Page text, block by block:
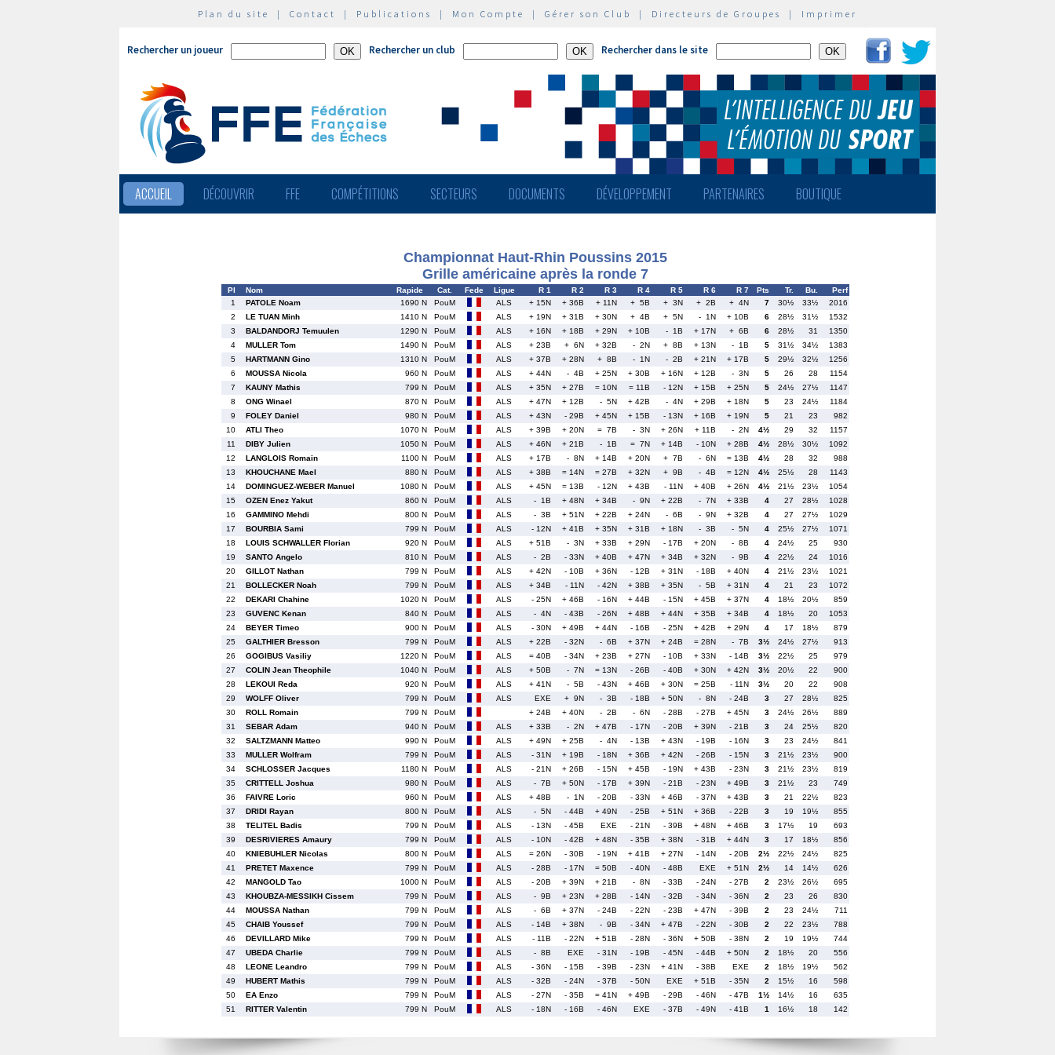
Plan du site | Contact | Publications | Mon Compte | Gérer son Club | Directeurs de Groupes | Imprimer
Rechercher un joueur Rechercher un club Rechercher dans le site
ACCUEIL DÉCOUVRIR FFE COMPÉTITIONS SECTEURS DOCUMENTS DÉVELOPPEMENT PARTENAIRES BOUTIQUE
Championnat Haut-Rhin Poussins 2015
Grille américaine après la ronde 7
Pl Nom Rapide Cat. Fede Ligue R 1 R 2 R 3 R 4 R 5 R 6 R 7 Pts Tr. Bu.
Perf
1
PATOLE Noam 1690 N PouM ALS + 15N + 36B + 11N + 5B + 3N + 2B + 4N 7 30½ 33½
2016
2
LE TUAN Minh 1410 N PouM ALS + 19N + 31B + 30N + 4B + 5N - 1N + 10B 6 28½ 31½
1532
3
BALDANDORJ Temuulen 1290 N PouM ALS + 16N + 18B + 29N + 10B - 1B + 17N + 6B 6 28½ 31
1350
4
MULLER Tom 1490 N PouM ALS + 23B + 6N + 32B - 2N + 8B + 13N - 1B 5 31½ 34½
1383
5
HARTMANN Gino 1310 N PouM ALS + 37B + 28N + 8B - 1N - 2B + 21N + 17B 5 29½ 32½
1256
6
MOUSSA Nicola 960 N PouM ALS + 44N - 4B + 25N + 30B + 16N + 12B - 3N 5 26 28
1154
7
KAUNY Mathis 799 N PouM ALS + 35N + 27B = 10N = 11B - 12N + 15B + 25N 5 24½ 27½
1147
8
ONG Winael 870 N PouM ALS + 47N + 12B - 5N + 42B - 4N + 29B + 18N 5 23 24½
1184
9
FOLEY Daniel 980 N PouM ALS + 43N - 29B + 45N + 15B - 13N + 16B + 19N 5 21 23
982
10
ATLI Theo 1070 N PouM ALS + 39B + 20N = 7B - 3N + 26N + 11B - 2N 4½ 29 32
1157
11
DIBY Julien 1050 N PouM ALS + 46N + 21B - 1B = 7N + 14B - 10N + 28B 4½ 28½ 30½
1092
12
LANGLOIS Romain 1100 N PouM ALS + 17B - 8N + 14B + 20N + 7B - 6N = 13B 4½ 28 32
988
13
KHOUCHANE Mael 880 N PouM ALS + 38B = 14N = 27B + 32N + 9B - 4B = 12N 4½ 25½ 28
1143
14
DOMINGUEZ-WEBER Manuel 1080 N PouM ALS + 45N = 13B - 12N + 43B - 11N + 40B + 26N 4½ 21½ 23½
1054
15
OZEN Enez Yakut 860 N PouM ALS - 1B + 48N + 34B - 9N + 22B - 7N + 33B 4 27 28½
1028
16
GAMMINO Mehdi 800 N PouM ALS - 3B + 51N + 22B + 24N - 6B - 9N + 32B 4 27 27½
1029
17
BOURBIA Sami 799 N PouM ALS - 12N + 41B + 35N + 31B + 18N - 3B - 5N 4 25½ 27½
1071
18
LOUIS SCHWALLER Florian 920 N PouM ALS + 51B - 3N + 33B + 29N - 17B + 20N - 8B 4 24½ 25
930
19
SANTO Angelo 810 N PouM ALS - 2B - 33N + 40B + 47N + 34B + 32N - 9B 4 22½ 24
1016
20
GILLOT Nathan 799 N PouM ALS + 42N - 10B + 36N - 12B + 31N - 18B + 40N 4 21½ 23½
1021
21
BOLLECKER Noah 799 N PouM ALS + 34B - 11N - 42N + 38B + 35N - 5B + 31N 4 21 23
1072
22
DEKARI Chahine 1020 N PouM ALS - 25N + 46B - 16N + 44B - 15N + 45B + 37N 4 18½ 20½
859
23
GUVENC Kenan 840 N PouM ALS - 4N - 43B - 26N + 48B + 44N + 35B + 34B 4 18½ 20
1053
24
BEYER Timeo 900 N PouM ALS - 30N + 49B + 44N - 16B - 25N + 42B + 29N 4 17 18½
879
25
GALTHIER Bresson 799 N PouM ALS + 22B - 32N - 6B + 37N + 24B = 28N - 7B 3½ 24½ 27½
913
26
GOGIBUS Vasiliy 1220 N PouM ALS = 40B - 34N + 23B + 27N - 10B + 33N - 14B 3½ 22½ 25
979
27
COLIN Jean Theophile 1040 N PouM ALS + 50B - 7N = 13N - 26B - 40B + 30N + 42N 3½ 20½ 22
900
28
LEKOUI Reda 920 N PouM ALS + 41N - 5B - 43N + 46B + 30N = 25B - 11N 3½ 20 22
908
29
WOLFF Oliver 799 N PouM ALS EXE + 9N - 3B - 18B + 50N - 8N - 24B 3 27 28½
825
30
ROLL Romain 799 N PouM + 24B + 40N - 2B - 6N - 28B - 27B + 45N 3 24½ 26½
889
31
SEBAR Adam 940 N PouM ALS + 33B - 2N + 47B - 17N - 20B + 39N - 21B 3 24 25½
820
32
SALTZMANN Matteo 990 N PouM ALS + 49N + 25B - 4N - 13B + 43N - 19B - 16N 3 23 24½
841
33
MULLER Wolfram 799 N PouM ALS - 31N + 19B - 18N + 36B + 42N - 26B - 15N 3 21½ 23½
900
34
SCHLOSSER Jacques 1180 N PouM ALS - 21N + 26B - 15N + 45B - 19N + 43B - 23N 3 21½ 23½
819
35
CRITTELL Joshua 980 N PouM ALS - 7B + 50N - 17B + 39N - 21B - 23N + 49B 3 21½ 23
749
36
FAIVRE Loric 960 N PouM ALS + 48B - 1N - 20B - 33N + 46B - 37N + 43B 3 21 22½
823
37
DRIDI Rayan 800 N PouM ALS - 5N - 44B + 49N - 25B + 51N + 36B - 22B 3 19 19½
855
38
TELITEL Badis 799 N PouM ALS - 13N - 45B EXE - 21N - 39B + 48N + 46B 3 17½ 19
693
39
DESRIVIERES Amaury 799 N PouM ALS - 10N - 42B + 48N - 35B + 38N - 31B + 44N 3 17 18½
856
40
KNIEBUHLER Nicolas 800 N PouM ALS = 26N - 30B - 19N + 41B + 27N - 14N - 20B 2½ 22½ 24½
825
41
PRETET Maxence 799 N PouM ALS - 28B - 17N = 50B - 40N - 48B EXE + 51N 2½ 14 14½
626
42
MANGOLD Tao 1000 N PouM ALS - 20B + 39N + 21B - 8N - 33B - 24N - 27B 2 23½ 26½
695
43
KHOUBZA-MESSIKH Cissem 799 N PouM ALS - 9B + 23N + 28B - 14N - 32B - 34N - 36N 2 23 26
830
44
MOUSSA Nathan 799 N PouM ALS - 6B + 37N - 24B - 22N - 23B + 47N - 39B 2 23 24½
711
45
CHAIB Youssef 799 N PouM ALS - 14B + 38N - 9B - 34N + 47B - 22N - 30B 2 22 23½
788
46
DEVILLARD Mike 799 N PouM ALS - 11B - 22N + 51B - 28N - 36N + 50B - 38N 2 19 19½
744
47
UBEDA Charlie 799 N PouM ALS - 8B EXE - 31N - 19B - 45N - 44B + 50N 2 18½ 20
556
48
LEONE Leandro 799 N PouM ALS - 36N - 15B - 39B - 23N + 41N - 38B EXE 2 18½ 19½
562
49
HUBERT Mathis 799 N PouM ALS - 32B - 24N - 37B - 50N EXE + 51B - 35N 2 15½ 16
598
50
EA Enzo 799 N PouM ALS - 27N - 35B = 41N + 49B - 29B - 46N - 47B 1½ 14½ 16
635
51
RITTER Valentin 799 N PouM ALS - 18N - 16B - 46N EXE - 37B - 49N - 41B 1 16½ 18 142